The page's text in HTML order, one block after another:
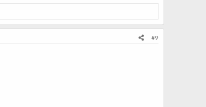
#9